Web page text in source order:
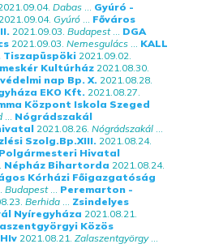
Dabas ... Gyúró -
2021.09.04. Gyúró ... Főváros
2021.09.03. Budapest... DGA
2021.09.03. Nemesgulács ... KALL
2021.09.02.
Kultúrház 2021.08.30.
nap Bp. X. 2021.08.28.
EKO Kft. 2021.08.27.
Központ Iskola Szeged
... Nógrádszakál
2021.08.26. Nógrádszakál ...
Szolg.Bp.XIII. 2021.08.24.
Hivatal
Népház Bihartorda 2021.08.24.
Kórházi Főigazgatóság
Budapest... Peremarton -
Berhida ... Zsindelyes
Nyíregyháza 2021.08.21.
Közös
2021.08.21. Zalaszentgyörgy...